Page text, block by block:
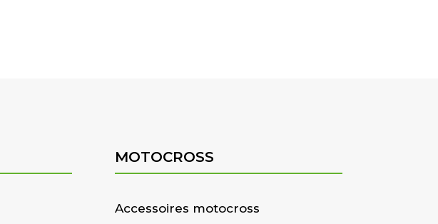
MOTOCROSS
Accessoires motocross